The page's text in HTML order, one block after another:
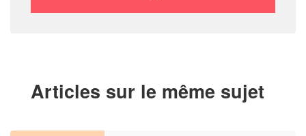
Articles sur le même sujet